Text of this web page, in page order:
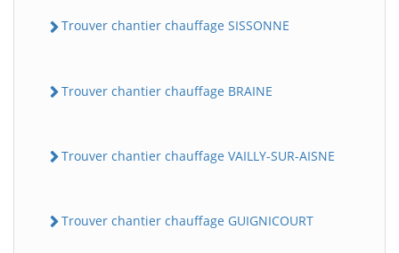
Trouver chantier chauffage SISSONNE
Trouver chantier chauffage BRAINE
Trouver chantier chauffage VAILLY-SUR-AISNE
Trouver chantier chauffage GUIGNICOURT